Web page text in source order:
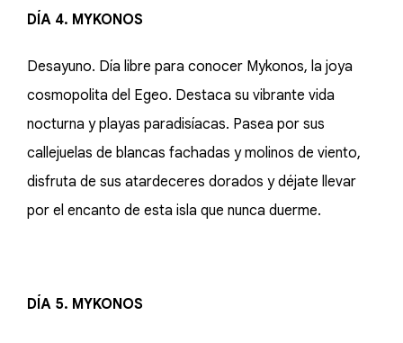
DÍA 4. MYKONOS
Desayuno. Día libre para conocer Mykonos, la joya
cosmopolita del Egeo. Destaca su vibrante vida
nocturna y playas paradisíacas. Pasea por sus
callejuelas de blancas fachadas y molinos de viento,
disfruta de sus atardeceres dorados y déjate llevar
por el encanto de esta isla que nunca duerme.
DÍA 5. MYKONOS